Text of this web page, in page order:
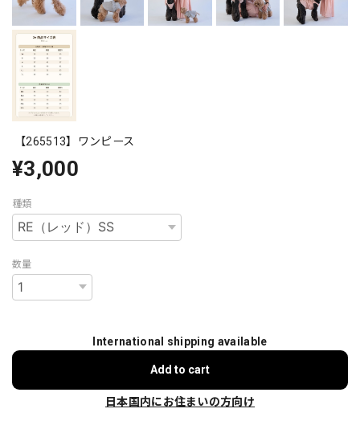
【265513】ワンピース
¥3,000
種類
数量
International shipping available
Add to cart
日本国内にお住まいの方向け